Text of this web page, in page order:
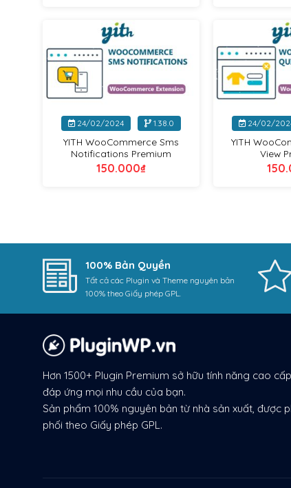
+
24/02/2024 1.38.0
YITH WooCommerce Sms
Notifications Premium
150.000₫
+
24/02/
YITH
View
100% Bản Quyền
Tất cả các Plugin và Theme nguyên bản
100% theo Giấy phép GPL.
Hơn 1500+ Plugin Premium sở hữu tính năng cao cấp,
đáp ứng mọi nhu cầu của bạn.
Sản phẩm 100% nguyên bản từ nhà sản xuất, được
phối theo Giấy phép GPL.